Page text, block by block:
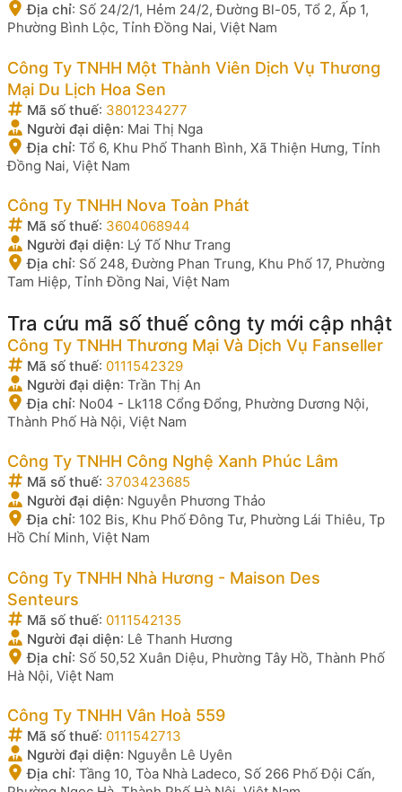
Địa chỉ: Số 24/2/1, Hẻm 24/2, Đường Bl-05, Tổ 2, Ấp 1,
Phường Bình Lộc, Tỉnh Đồng Nai, Việt Nam
Công Ty TNHH Một Thành Viên Dịch Vụ Thương
Mại Du Lịch Hoa Sen
Mã số thuế: 3801234277
Người đại diện: Mai Thị Nga
Địa chỉ: Tổ 6, Khu Phố Thanh Bình, Xã Thiện Hưng, Tỉnh
Đồng Nai, Việt Nam
Công Ty TNHH Nova Toàn Phát
Mã số thuế: 3604068944
Người đại diện: Lý Tố Như Trang
Địa chỉ: Số 248, Đường Phan Trung, Khu Phố 17, Phường
Tam Hiệp, Tỉnh Đồng Nai, Việt Nam
Tra cứu mã số thuế công ty mới cập nhật
Công Ty TNHH Thương Mại Và Dịch Vụ Fanseller
Mã số thuế: 0111542329
Người đại diện: Trần Thị An
Địa chỉ: No04 - Lk118 Cổng Đổng, Phường Dương Nội,
Thành Phố Hà Nội, Việt Nam
Công Ty TNHH Công Nghệ Xanh Phúc Lâm
Mã số thuế: 3703423685
Người đại diện: Nguyễn Phương Thảo
Địa chỉ: 102 Bis, Khu Phố Đông Tư, Phường Lái Thiêu, Tp
Hồ Chí Minh, Việt Nam
Công Ty TNHH Nhà Hương - Maison Des
Senteurs
Mã số thuế: 0111542135
Người đại diện: Lê Thanh Hương
Địa chỉ: Số 50,52 Xuân Diệu, Phường Tây Hồ, Thành Phố
Hà Nội, Việt Nam
Công Ty TNHH Vân Hoà 559
Mã số thuế: 0111542713
Người đại diện: Nguyễn Lê Uyên
Địa chỉ: Tầng 10, Tòa Nhà Ladeco, Số 266 Phố Đội Cấn,